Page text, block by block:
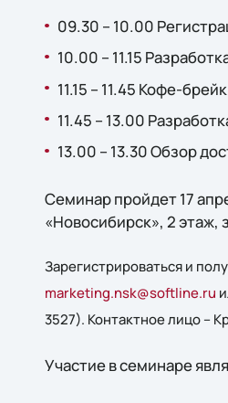
09.30 – 10.00
10.00 – 11.15
11.15 – 11.45 Кофе-
11.45 – 13.00
13.00 – 13.30 Обзор
Семинар пройдет 17
«Новосибирск», 2 этаж,
Зарегистрироваться и
marketing.nsk@softline.ru
3527). Контактное лицо –
Участие в семинаре